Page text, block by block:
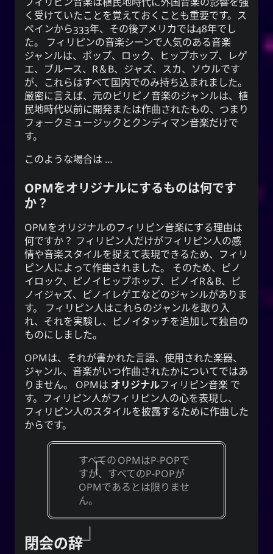
く受けていたことを覚えておくことも重要です。ス
ペインから333年、その後アメリカでは48年でし
た。 フィリピンの音楽シーンで人気のある音楽
ジャンルは、ポップ、ロック、ヒップホップ、レゲ
エ、ブルース、R＆B、ジャズ、スカ、ソウルです
が、これらはすべて国内でのみ持ち込まれました。
厳密に言えば、 元のピリピノ音楽のジャンルは、植
民地時代以前に開発または作曲されたもの、つまり
フォークミュージックとクンディマン音楽だけで
す。
このような場合は …
OPMをオリジナルにするものは何です
か？
OPMをオリジナルのフィリピン音楽にする理由は
何ですか？ フィリピン人だけがフィリピン人の感
情や音楽スタイルを捉えて表現できるため、フィリ
ピン人によって作曲されました。 そのため、ピノ
イロック、ピノイヒップホップ、ピノイR＆B、ピ
ノイジャズ、ピノイレゲエなどのジャンルがありま
す。 フィリピン人はこれらのジャンルを取り入
れ、それを実験し、ピノイタッチを追加して独自の
ものにしました。
OPMは、それが書かれた言語、使用された楽器、
ジャンル、音楽がいつ作曲されたかについてではあ
りません。 OPMは オリジナルフィリピン音楽 で
す。フィリピン人がフィリピン人の心を表現し、
フィリピン人のスタイルを披露するために作曲した
からです。
すべてのOPMはP-POPで
すが、すべてのP-POPが
OPMであるとは限りませ
ん。
閉会の辞